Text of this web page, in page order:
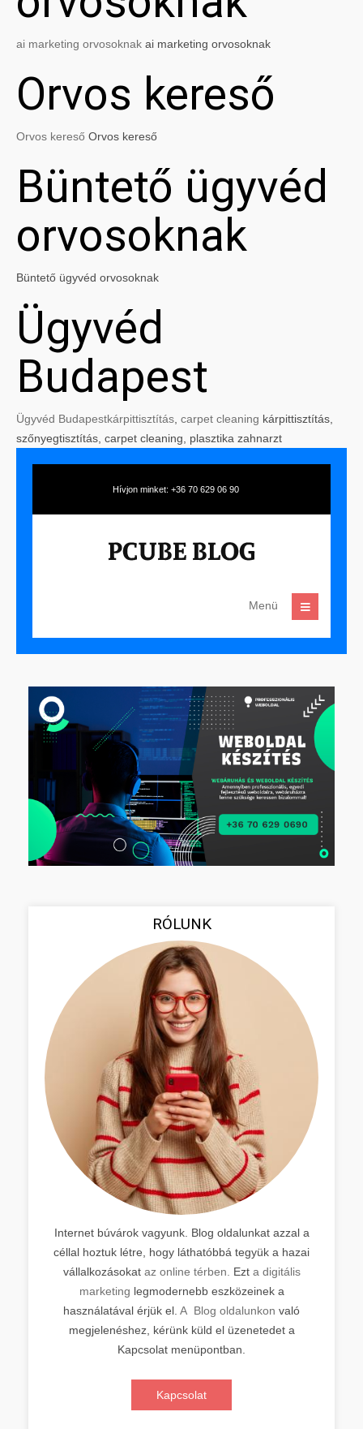
ai marketing orvosoknak ai marketing orvosoknak
Orvos kereső
Orvos kereső Orvos kereső
Büntető ügyvéd
orvosoknak
Büntető ügyvéd orvosoknak
Ügyvéd
Budapest
Ügyvéd Budapestkárpittisztítás carpet cleaning kárpittisztítás,
szőnyegtisztítás, carpet cleaning, plasztika zahnarzt
Hívjon minket: +36 70 629 06 90
Menü
RÓLUNK
Internet búvárok vagyunk. Blog oldalunkat azzal a
céllal hoztuk létre, hogy láthatóbbá tegyük a hazai
vállalkozásokat az online térben. Ezt a digitális
marketing legmodernebb eszközeinek a
használatával érjük el. A Blog oldalunkon való
megjelenéshez, kérünk küld el üzenetedet a
Kapcsolat menüpontban.
Kapcsolat